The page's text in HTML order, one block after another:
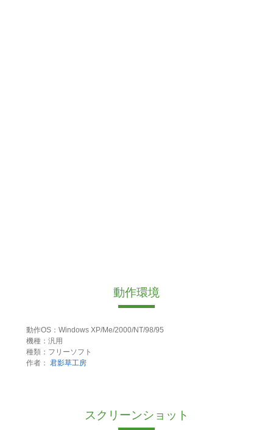
動作環境
動作OS：Windows XP/Me/2000/NT/98/95
機種：汎用
種類：フリーソフト
作者： 君影草工房
スクリーンショット